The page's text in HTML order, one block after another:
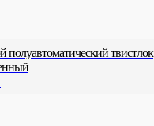
полуавтоматический твистлок